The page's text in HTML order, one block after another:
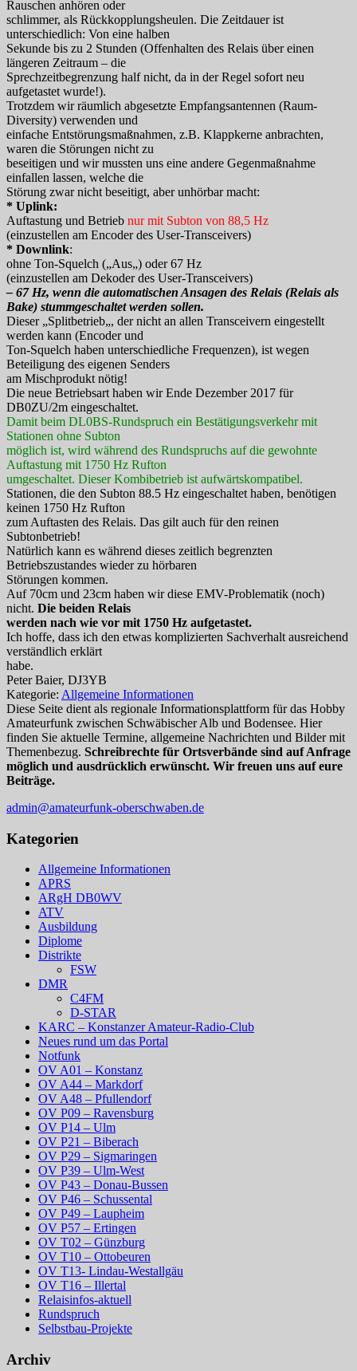
Rauschen anhören oder
schlimmer, als Rückkopplungsheulen. Die Zeitdauer ist
unterschiedlich: Von eine halben
Sekunde bis zu 2 Stunden (Offenhalten des Relais über einen
längeren Zeitraum – die
Sprechzeitbegrenzung half nicht, da in der Regel sofort neu
aufgetastet wurde!).
Trotzdem wir räumlich abgesetzte Empfangsantennen (Raum-
Diversity) verwenden und
einfache Entstörungsmaßnahmen, z.B. Klappkerne anbrachten,
waren die Störungen nicht zu
beseitigen und wir mussten uns eine andere Gegenmaßnahme
einfallen lassen, welche die
Störung zwar nicht beseitigt, aber unhörbar macht:
* Uplink:
Auftastung und Betrieb nur mit Subton von 88,5 Hz
(einzustellen am Encoder des User-Transceivers)
* Downlink:
ohne Ton-Squelch („Aus„) oder 67 Hz
(einzustellen am Dekoder des User-Transceivers)
– 67 Hz, wenn die automatischen Ansagen des Relais (Relais als
Bake) stummgeschaltet werden sollen.
Dieser „Splitbetrieb„, der nicht an allen Transceivern eingestellt
werden kann (Encoder und
Ton-Squelch haben unterschiedliche Frequenzen), ist wegen
Beteiligung des eigenen Senders
am Mischprodukt nötig!
Die neue Betriebsart haben wir Ende Dezember 2017 für
DB0ZU/2m eingeschaltet.
Damit beim DL0BS-Rundspruch ein Bestätigungsverkehr mit
Stationen ohne Subton
möglich ist, wird während des Rundspruchs auf die gewohnte
Auftastung mit 1750 Hz Rufton
umgeschaltet. DieserKombibetrieb ist aufwärtskompatibel.
Stationen, die den Subton 88.5 Hz eingeschaltet haben, benötigen
keinen 1750 Hz Rufton
zum Auftasten des Relais. Das gilt auch für den reinen
Subtonbetrieb!
Natürlich kann es während dieses zeitlich begrenzten
Betriebszustandes wieder zu hörbaren
Störungen kommen.
Auf 70cm und 23cm haben wir diese EMV-Problematik (noch)
nicht. Die beiden Relais
werden nach wie vor mit 1750 Hz aufgetastet.
Ich hoffe, dass ich den etwas komplizierten Sachverhalt ausreichend
verständlich erklärt
habe.
Peter Baier, DJ3YB
Kategorie: Allgemeine Informationen
Diese Seite dient als regionale Informationsplattform für das Hobby
Amateurfunk zwischen Schwäbischer Alb und Bodensee. Hier
finden Sie aktuelle Termine, allgemeine Nachrichten und Bilder mit
Themenbezug. Schreibrechte für Ortsverbände sind auf Anfrage
möglich und ausdrücklich erwünscht. Wir freuen uns auf eure
Beiträge.
admin@amateurfunk-oberschwaben.de
Kategorien
Allgemeine Informationen
APRS
ARgH DB0WV
ATV
Ausbildung
Diplome
Distrikte
FSW
DMR
C4FM
D-STAR
KARC – Konstanzer Amateur-Radio-Club
Neues rund um das Portal
Notfunk
OV A01 – Konstanz
OV A44 – Markdorf
OV A48 – Pfullendorf
OV P09 – Ravensburg
OV P14 – Ulm
OV P21 – Biberach
OV P29 – Sigmaringen
OV P39 – Ulm-West
OV P43 – Donau-Bussen
OV P46 – Schussental
OV P49 – Laupheim
OV P57 – Ertingen
OV T02 – Günzburg
OV T10 – Ottobeuren
OV T13- Lindau-Westallgäu
OV T16 – Illertal
Relaisinfos-aktuell
Rundspruch
Selbstbau-Projekte
Archiv